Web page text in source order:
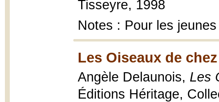
Tisseyre, 1998
Notes : Pour les jeunes
Les Oiseaux de
Angèle Delaunois, Les
Éditions Héritage,